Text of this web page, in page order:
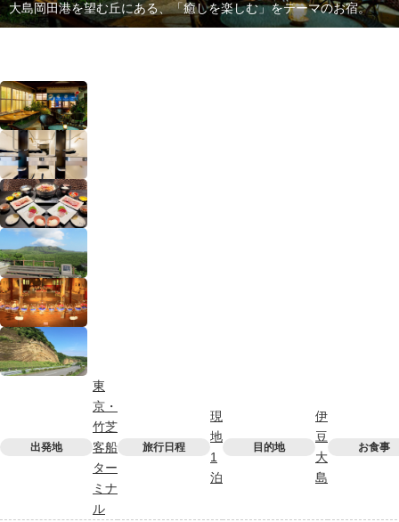
大島岡田港を望む丘にある、「癒しを楽しむ」をテーマのお宿。
出発地
東
京・
竹芝
客船
ター
ミナ
ル
旅行日程
現
地
1
泊
目的地
伊
豆
大
島
お食事